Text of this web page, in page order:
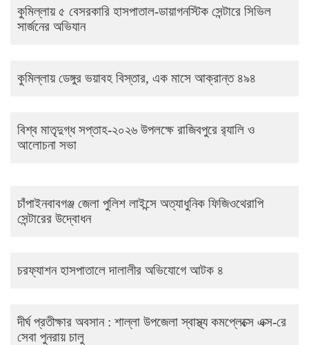
কুমিল্লায় ৫ বেসরকারি হাসপাতাল-ডায়াগনস্টিক সেন্টারে সিভিল
সার্জনের অভিযান
কুমিল্লায় ডেঙ্গুর ভয়াবহ বিস্তার, এক মাসে আক্রান্ত ৪৯৪
বিশ্ব মাতৃদুগ্ধ সপ্তাহ-২০২৬ উপলক্ষে রাজিবপুরে র‍্যালি ও
আলোচনা সভা
চাঁপাইনবাবগঞ্জ জেলা পুলিশ লাইন্সে অত্যাধুনিক ফিজিওথেরাপি
সেন্টারের উদ্বোধন
চরফ্যাশন হাসপাতালে দালালীর অভিযোগে আটক ৪
দীর্ঘ প্রতীক্ষার অবসান : শাল্লা উপজেলা স্বাস্থ্য কমপ্লেক্সে এক্স-রে
সেবা পুনরায় চালু